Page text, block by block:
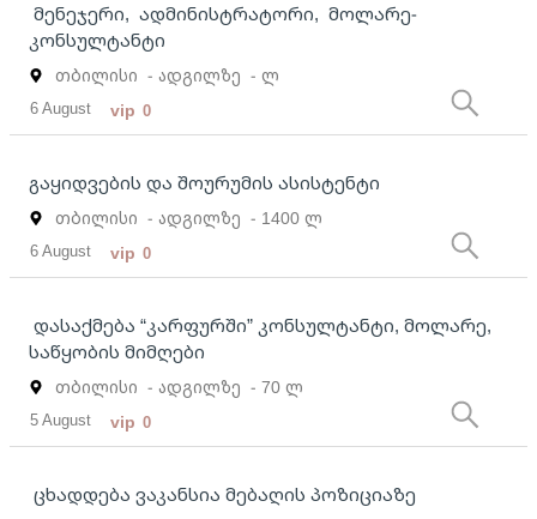
მენეჯერი, ადმინისტრატორი, მოლარე-
კონსულტანტი
თბილისი - ადგილზე - ლ
6 August vip 0
გაყიდვების და შოურუმის ასისტენტი
თბილისი - ადგილზე - 1400 ლ
6 August vip 0
დასაქმება “კარფურში” კონსულტანტი, მოლარე,
საწყობის მიმღები
თბილისი - ადგილზე - 70 ლ
5 August vip 0
ცხადდება ვაკანსია მებაღის პოზიციაზე